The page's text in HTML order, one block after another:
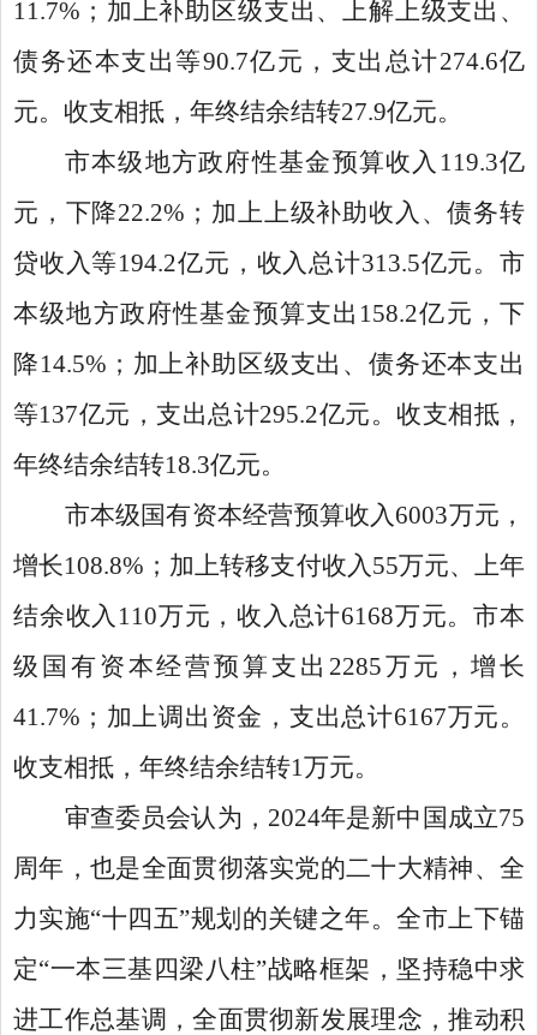
11.7%；加上补助区级支出、上解上级支出、
债务还本支出等90.7亿元，支出总计274.6亿
元。收支相抵，年终结余结转27.9亿元。
市本级地方政府性基金预算收入119.3亿
元，下降22.2%；加上上级补助收入、债务转
贷收入等194.2亿元，收入总计313.5亿元。市
本级地方政府性基金预算支出158.2亿元，下
降14.5%；加上补助区级支出、债务还本支出
等137亿元，支出总计295.2亿元。收支相抵，
年终结余结转18.3亿元。
市本级国有资本经营预算收入6003万元，
增长108.8%；加上转移支付收入55万元、上年
结余收入110万元，收入总计6168万元。市本
级国有资本经营预算支出2285万元，增长
41.7%；加上调出资金，支出总计6167万元。
收支相抵，年终结余结转1万元。
审查委员会认为，2024年是新中国成立75
周年，也是全面贯彻落实党的二十大精神、全
力实施“十四五”规划的关键之年。全市上下锚
定“一本三基四梁八柱”战略框架，坚持稳中求
进工作总基调，全面贯彻新发展理念，推动积